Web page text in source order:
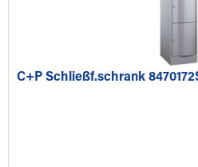
C+P Schließf.schrank